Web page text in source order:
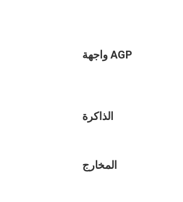
واجهة AGP
الذاكرة
المخارج